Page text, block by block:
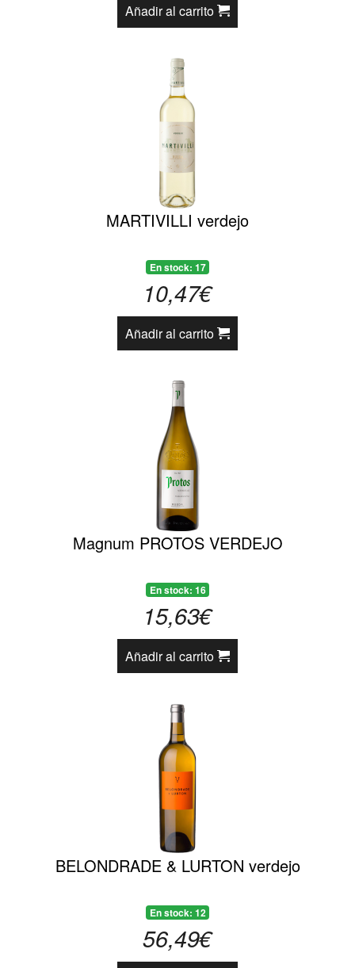
Añadir al carrito
MARTIVILLI verdejo
En stock: 17
10,47€
Añadir al carrito
Magnum PROTOS VERDEJO
En stock: 16
15,63€
Añadir al carrito
BELONDRADE & LURTON verdejo
En stock: 12
56,49€